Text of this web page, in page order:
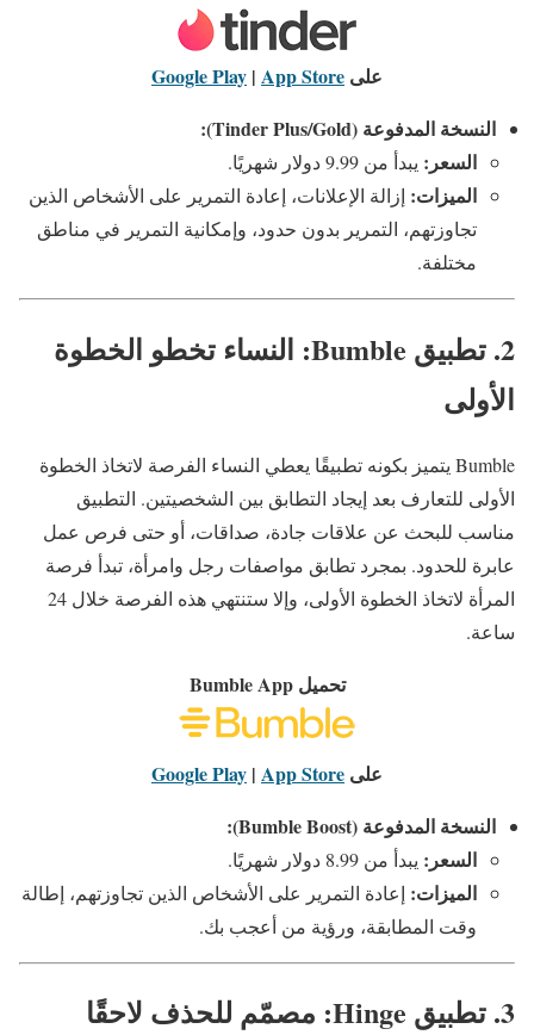
على Google Play | App Store
النسخة المدفوعة (Tinder Plus/Gold):
السعر: يبدأ من 9.99 دولار شهريًا.
الميزات: إزالة الإعلانات، إعادة التمرير على الأشخاص الذين
تجاوزتهم، التمرير بدون حدود، وإمكانية التمرير في مناطق
مختلفة.
2. تطبيق Bumble: النساء تخطو الخطوة
الأولى
Bumble يتميز بكونه تطبيقًا يعطي النساء الفرصة لاتخاذ الخطوة
الأولى للتعارف بعد إيجاد التطابق بين الشخصيتين. التطبيق
مناسب للبحث عن علاقات جادة، صداقات، أو حتى فرص عمل
عابرة للحدود. بمجرد تطابق مواصفات رجل وامرأة، تبدأ فرصة
المرأة لاتخاذ الخطوة الأولى، وإلا ستنتهي هذه الفرصة خلال 24
ساعة.
تحميل Bumble App
على Google Play | App Store
النسخة المدفوعة (Bumble Boost):
السعر: يبدأ من 8.99 دولار شهريًا.
الميزات: إعادة التمرير على الأشخاص الذين تجاوزتهم، إطالة
وقت المطابقة، ورؤية من أعجب بك.
3. تطبيق Hinge: مصمّم للحذف لاحقًا